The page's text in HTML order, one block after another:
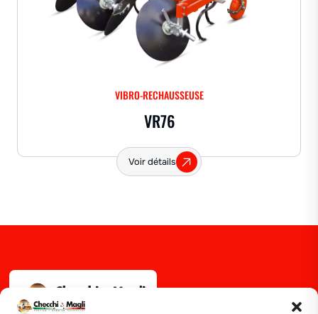
VIBRO-RECHAUSSEUSE
VR76
Voir détails